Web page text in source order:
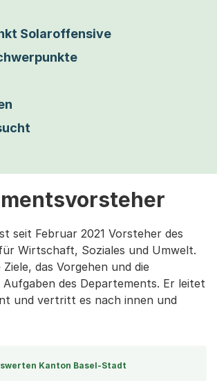
Solaroffensive
seit Februar 2021 Vorsteher des
Wirtschaft, Soziales und Umwelt.
das Vorgehen und die
des Departements. Er leitet
und vertritt es nach innen und
Kanton Basel-Stadt